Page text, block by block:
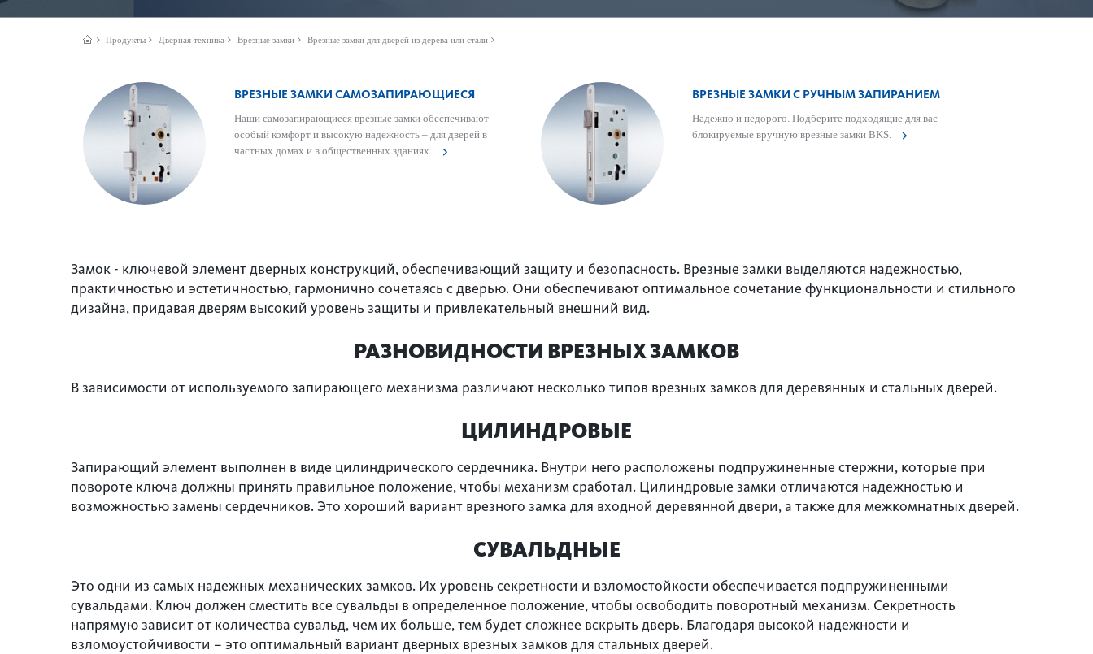
Продукты Дверная техника Врезные замки Врезные замки для дверей из дерева или стали
ВРЕЗНЫЕ ЗАМКИ САМОЗАПИ­РАЮЩИЕСЯ
Наши самозапи­рающиеся врезные замки обеспечивают
особый комфорт и выс­окую надежность – для дверей в
частных домах и в общес­твенных зданиях.
ВРЕЗНЫЕ ЗАМКИ С РУЧНЫМ ЗАПИРАНИЕМ
Надежно и недорого. Подберите подходящие для вас
блокируемые вручную врезные замки BKS.
Замок - ключевой элемент дверных конструкций, обеспечивающий защиту и безопасность. Врезные замки выделяются надежностью,
практичностью и эстетичностью, гармонично сочетаясь с дверью. Они обеспечивают оптимальное сочетание функциональности и стильного
дизайна, придавая дверям высокий уровень защиты и привлекательный внешний вид.
РАЗНОВИДНОСТИ ВРЕЗНЫХ ЗАМКОВ
В зависимости от используемого запирающего механизма различают несколько типов врезных замков для деревянных и стальных дверей.
ЦИЛИНДРОВЫЕ
Запирающий элемент выполнен в виде цилиндрического сердечника. Внутри него расположены подпружиненные стержни, которые при
повороте ключа должны принять правильное положение, чтобы механизм сработал. Цилиндровые замки отличаются надежностью и
возможностью замены сердечников. Это хороший вариант врезного замка для входной деревянной двери, а также для межкомнатных дверей.
СУВАЛЬДНЫЕ
Это одни из самых надежных механических замков. Их уровень секретности и взломостойкости обеспечивается подпружиненными
сувальдами. Ключ должен сместить все сувальды в определенное положение, чтобы освободить поворотный механизм. Секретность
напрямую зависит от количества сувальд, чем их больше, тем будет сложнее вскрыть дверь. Благодаря высокой надежности и
взломоустойчивости – это оптимальный вариант дверных врезных замков для стальных дверей.